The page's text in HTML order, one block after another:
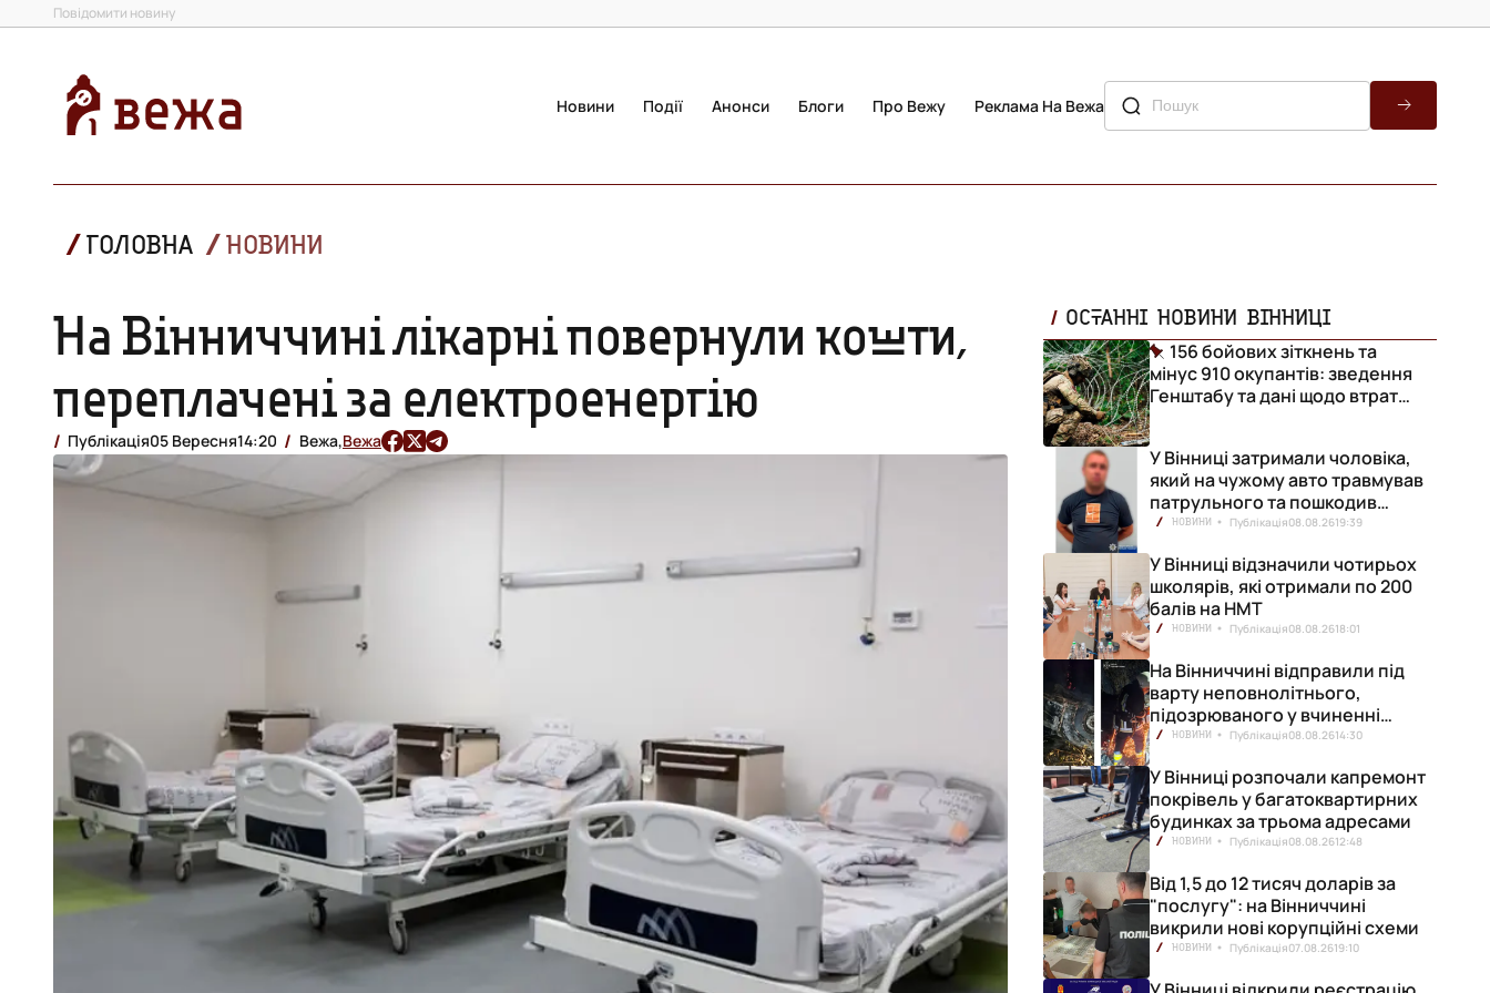
Повідомити новину
Новини Події Анонси Блоги Про Вежу Реклама На Вежа
ГОЛОВНА НОВИНИ
На Вінниччині лікарні повернули кошти,
переплачені за електроенергію
Публікація05 Вересня14:20 Вежа,Вежа
ОСТАННІ НОВИНИ ВІННИЦІ
156 бойових зіткнень та
мінус 910 окупантів: зведення
Генштабу та дані щодо втрат
У Вінниці затримали чоловіка,
який на чужому авто травмував
патрульного та пошкодив
кілька машин
НОВИНИ Публікація08.08.2619:39
У Вінниці відзначили чотирьох
школярів, які отримали по 200
балів на НМТ
НОВИНИ Публікація08.08.2618:01
На Вінниччині відправили під
варту неповнолітнього,
підозрюваного у вчиненні
смертельної ДТП
НОВИНИ Публікація08.08.2614:30
У Вінниці розпочали капремонт
покрівель у багатоквартирних
будинках за трьома адресами
НОВИНИ Публікація08.08.2612:48
Від 1,5 до 12 тисяч доларів за
"послугу": на Вінниччині
викрили нові корупційні схеми
НОВИНИ Публікація07.08.2619:10